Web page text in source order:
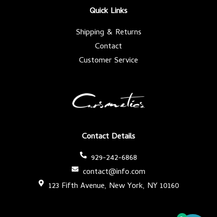
Contact Details
929-242-6868
contact@info.com
123 Fifth Avenue, New York, NY 10160
Quick Links
Shipping & Returns
Contact
Customer Service